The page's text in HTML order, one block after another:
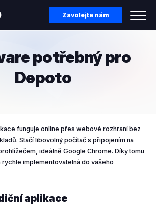
Zavolejte nám
potřebný pro
Depoto
funguje online přes webové rozhraní bez
Stačí libovolný počítač s připojením na
ideálně Google Chrome. Díky tomu
rychle implementovatelná do vašeho
aplikace